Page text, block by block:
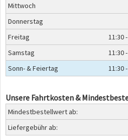
Mittwoch
Donnerstag
Freitag
11:30
Samstag
11:30
Sonn- & Feiertag
11:30
Unsere Fahrtkosten &
Mindestbestellwert ab:
Liefergebühr ab: